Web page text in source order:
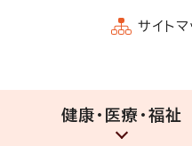
サイトマ
健康・医療・福祉